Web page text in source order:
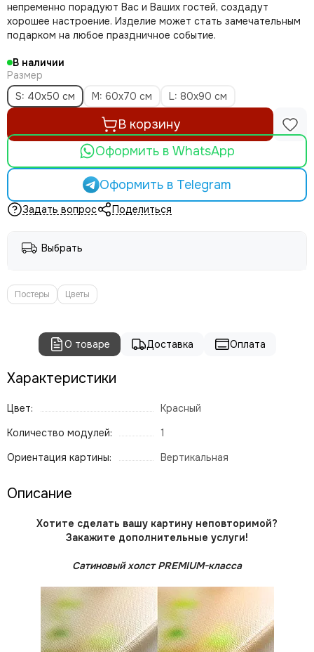
непременно порадуют Вас и Ваших гостей, создадут
хорошее настроение. Изделие может стать замечательным
подарком на любое праздничное событие.
В наличии
Размер
S: 40х50 см
M: 60х70 см L: 80х90 см
В корзину
Оформить в WhatsApp
Оформить в Telegram
Задать вопрос Поделиться
Выбрать
Постеры Цветы
О товаре Доставка Оплата
Характеристики
Цвет:
Красный
Количество модулей:
1
Ориентация картины:
Вертикальная
Описание
Хотите сделать вашу картину неповторимой?
Закажите дополнительные услуги!
Сатиновый холст PREMIUM-класса